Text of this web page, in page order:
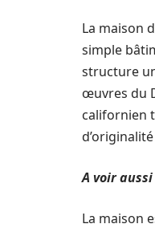
La maison
simple
structure
œuvres du
californien
A voir
La maison